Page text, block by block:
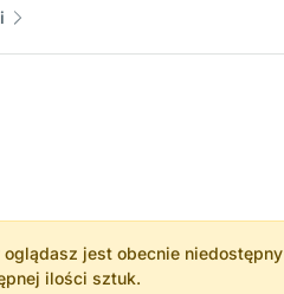
jest obecnie niedostępny
ilości sztuk.